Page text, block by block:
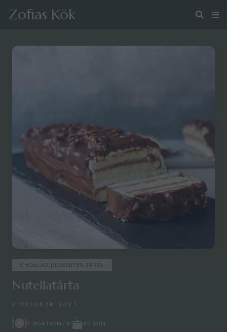
Zofias Kök
CHOKLAD DESSERTER TÅRTA
Nutellatårta
3 OKTOBER 2021
7 PORTIONER 30 MIN